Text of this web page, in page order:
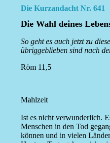
Die Kurzandacht Nr. 641
Die Wahl deines
So geht es auch jetzt zu
übriggeblieben sind nach
Röm 11,5
Mahlzeit
Ist es nicht verwunderlich.
Menschen in den Tod
können und in vielen